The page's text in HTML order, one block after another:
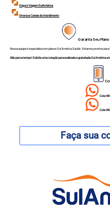
Seguro Viagem SulAmérica
Diversos Canais de Atendimento
Garanta Seu
Nossa equipe é especialista em planos Sul América Saúde. Estamos prontos
Não perca tempo! Solicite uma cotação personalizada e gratuitada Sul América
Cote
Cote
Faça sua